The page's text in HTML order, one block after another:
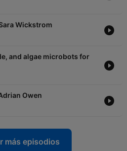
Wickstrom
and algae microbots for
Owen
más episodios